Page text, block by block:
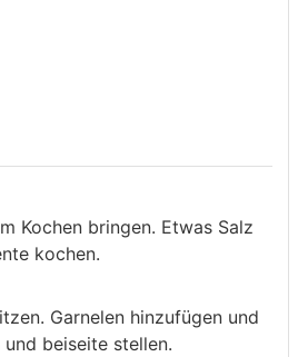
Kochen bringen. Etwas Salz
kochen.
Garnelen hinzufügen und
und beiseite stellen.